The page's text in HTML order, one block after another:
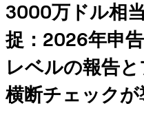
3000万ドル相
捉：2026年申
レベルの報告
横断チェックが